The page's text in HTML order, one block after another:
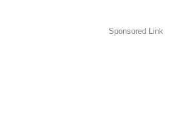
Sponsored Link